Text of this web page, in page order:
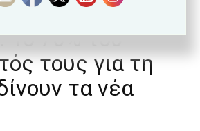
τιμές των
Το 70% του
τους για τη
τα νέα